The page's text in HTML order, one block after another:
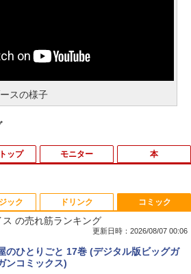
スの様子
期間限定★新品無線マウス付】中古ノ
トパソコン Windows11 Office2019搭
載 15.6型 テンキー付き Celeron 第8世代
i3 Core i5 メモリ4GB/16GB SSD1
～1TB Webカメラ DVD 無線LAN
長おまかせPC 初期設定済 送料無料
ップ
イント10倍 中古パソコン デスクトッ
パソコン Windows 11【Office付】
【Windows 11 Pro 64Bit搭載】DELL O
シリーズ Core i5搭載/4G/新品SS
120GB/DVD-ROM/送料無料【オプショ
色々有】
モニター 本
ンダーニンジャ（18） 【電子書籍】[
沢健吾 ]
792Soundcore P40i オフホワイト
ック
WAYNE feat. Flo Milli, ATL Jacob
ドリンク
限定】 い・ろ・は・す 2L P
ベルレス ×8本
コミック
の売れ筋ランキング
更新日時：2026/08/07 00:06
のひとりごと 17巻 (デジタル版ビッグガ
ンコミックス)